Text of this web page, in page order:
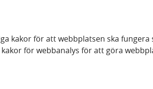
kakor för att webbplatsen ska fungera
för webbanalys för att göra